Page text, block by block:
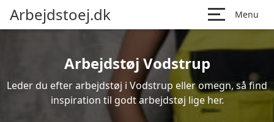
Arbejdstoej.dk Menu
Arbejdstøj Vodstrup
Leder du efter arbejdstøj i Vodstrup eller omegn, så find
inspiration til godt arbejdstøj lige her.